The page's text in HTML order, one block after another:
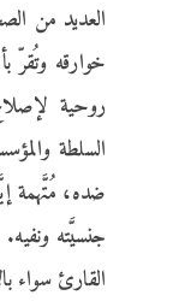
العديد من
خوارقه وتُقرّ
روحية
السلطة
ضده، مُتَّهمة
جنسيَّته
القارئ سواء